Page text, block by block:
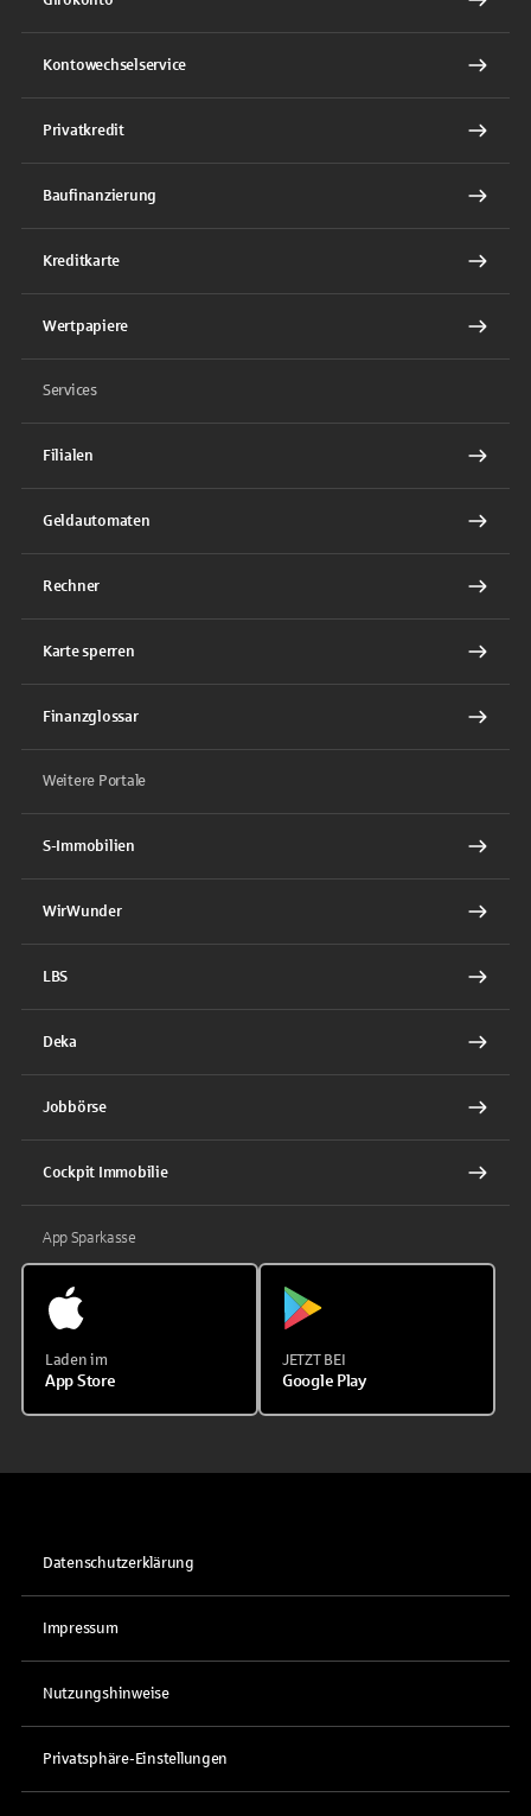
Kontowechselservice
Privatkredit
Baufinanzierung
Kreditkarte
Wertpapiere
Services
Filialen
Geldautomaten
Rechner
Karte sperren
Finanzglossar
Weitere Portale
S-Immobilien
WirWunder
LBS
Deka
Jobbörse
Cockpit Immobilie
App Sparkasse
Laden im
App Store
JETZT BEI
Google Play
Datenschutzerklärung
Impressum
Nutzungshinweise
Privatsphäre-Einstellungen